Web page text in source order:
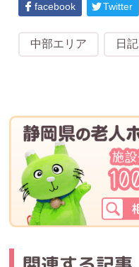
facebook Twitter
中部エリア 日記